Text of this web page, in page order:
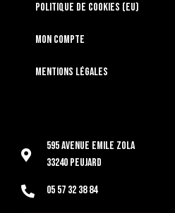
Politique de cookies (EU)
Mon compte
Mentions légales
595 Avenue Emile Zola
33240 Peujard
05 57 32 38 84